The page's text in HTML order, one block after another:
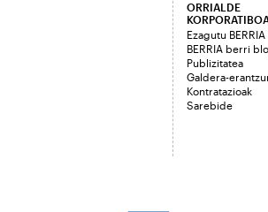
ORRIALDE
Ezagutu
BERRIA berri
Publizitatea
Galdera-
Kontratazioak
Sarebide